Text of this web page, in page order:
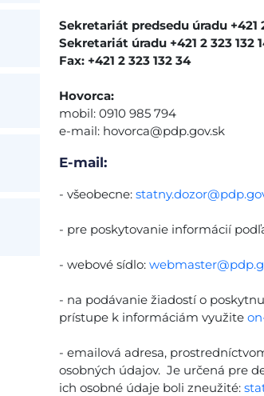
Sekretariát predsedu úradu +421 2
Sekretariát úradu +421 2 323 132
Fax: +421 2 323 132 34
Hovorca:
mobil: 0910 985 794
e-mail: hovorca@pdp.gov.sk
E-mail:
- všeobecne:
- pre poskytovanie informácií
- webové sídlo:
- na podávanie žiadostí o
prístupe k informáciám využite
- emailová adresa,
osobných údajov. Je určená pre
ich osobné údaje boli zneužité: